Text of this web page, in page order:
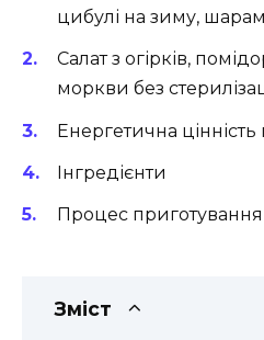
цибулі на зиму,
Салат з огірків,
моркви без
Енергетична
Інгредієнти
Процес приготування
Зміст